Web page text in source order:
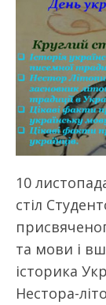
10
стіл
та мови і
історика
Нестора-